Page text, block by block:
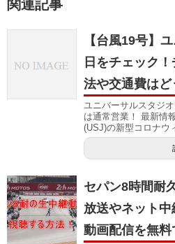
関連記事
【台風19号】
日をチェック
法や交通費はど
ユニバーサルスタジ
は通常営業！ 最新情
(USJ)の新型コロナウ
セパン8時間耐
放送やネット
動画配信を無料